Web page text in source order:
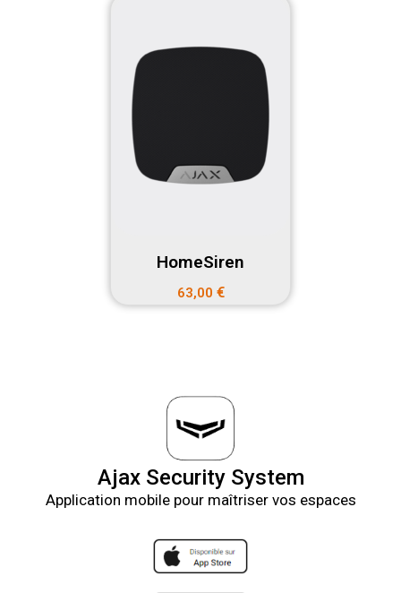
HomeSiren
63,00 €
Ajax Security System
Application mobile pour maîtriser vos espaces